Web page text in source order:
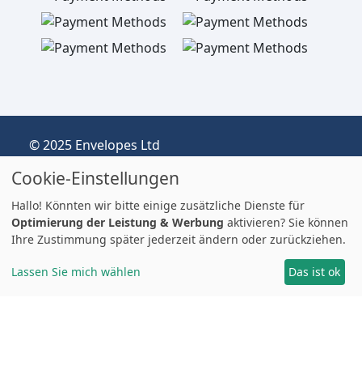
© 2025 Envelopes Ltd
Königreich, Firmen-Nr.: 03551387
Handelnd unter dem Namen
envelopespackaging.de | Versand vom
Vereinigten Königreich nach Deutschland
Preise in EUR | Zölle & MwSt. können anfallen.
Impressum
Cookie-Einstellungen
Hallo! Könnten wir bitte einige zusätzliche Dienste für
Optimierung der Leistung & Werbung aktivieren? Sie können
Ihre Zustimmung später jederzeit ändern oder zurückziehen.
Lassen Sie mich wählen Das ist ok